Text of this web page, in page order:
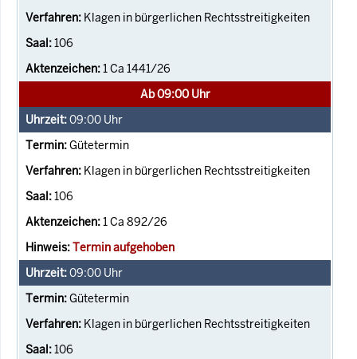
Klagen in bürgerlichen Rechtsstreitigkeiten
106
1 Ca 1441/26
Ab 09:00 Uhr
09:00 Uhr
Gütetermin
Klagen in bürgerlichen Rechtsstreitigkeiten
106
1 Ca 892/26
Termin aufgehoben
09:00 Uhr
Gütetermin
Klagen in bürgerlichen Rechtsstreitigkeiten
106